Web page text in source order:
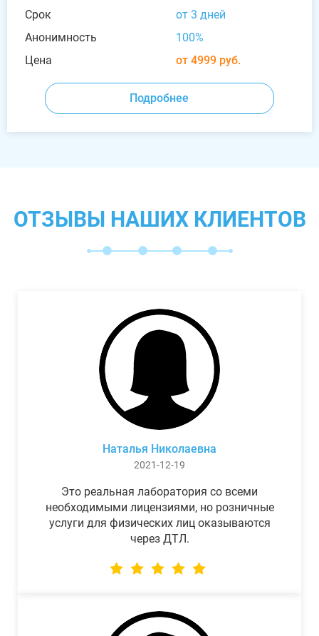
Срок
от 3 дней
Анонимность
100%
Цена
от 4999 руб.
Подробнее
ОТЗЫВЫ НАШИХ КЛИЕНТОВ
Наталья Николаевна
2021-12-19
Это реальная лаборатория со всеми
необходимыми лицензиями, но розничные
услуги для физических лиц оказываются
через ДТЛ.